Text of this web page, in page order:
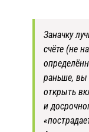
Заначку
счёте (не
раньше, вы
открыть
и